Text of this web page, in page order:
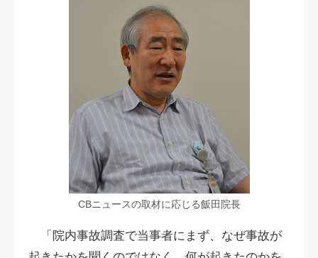
CBニュースの取材に応じる飯田院長
「院内事故調査で当事者にまず、なぜ事故が